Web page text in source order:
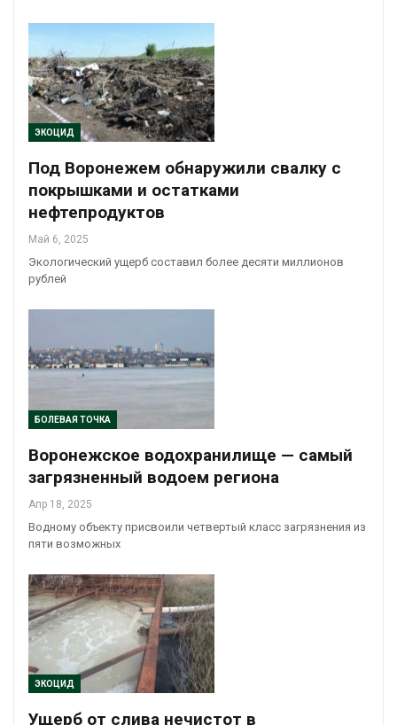
ЭКОЦИД
Под Воронежем обнаружили свалку с
покрышками и остатками
нефтепродуктов
Май 6, 2025
Экологический ущерб составил более десяти миллионов
рублей
БОЛЕВАЯ ТОЧКА
Воронежское водохранилище — самый
загрязненный водоем региона
Апр 18, 2025
Водному объекту присвоили четвертый класс загрязнения из
пяти возможных
ЭКОЦИД
Ущерб от слива нечистот в